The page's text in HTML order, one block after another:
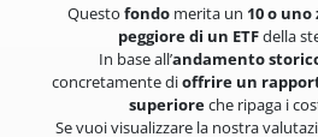
Questo fondomerita un 10 o uno
peggiore di un ETFdella
In base all’andamento
concretamente dioffrire un
superioreche ripaga i
Se vuoi visualizzare la nostra